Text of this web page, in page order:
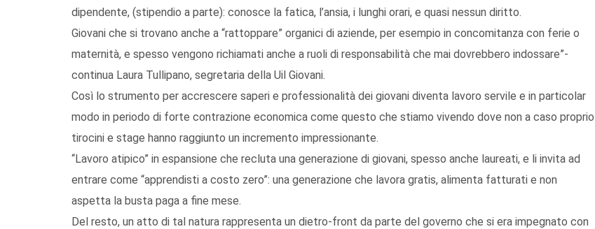
dipendente, (stipendio a parte): conosce la fatica, l’ansia, i lunghi orari, e quasi nessun diritto.
Giovani che si trovano anche a “rattoppare” organici di aziende, per esempio in concomitanza con ferie o
maternità, e spesso vengono richiamati anche a ruoli di responsabilità che mai dovrebbero indossare”-
continua Laura Tullipano, segretaria della Uil Giovani.
Così lo strumento per accrescere saperi e professionalità dei giovani diventa lavoro servile e in particolar
modo in periodo di forte contrazione economica come questo che stiamo vivendo dove non a caso proprio
tirocini e stage hanno raggiunto un incremento impressionante.
“Lavoro atipico” in espansione che recluta una generazione di giovani, spesso anche laureati, e li invita ad
entrare come “apprendisti a costo zero”: una generazione che lavora gratis, alimenta fatturati e non
aspetta la busta paga a fine mese.
Del resto, un atto di tal natura rappresenta un dietro-front da parte del governo che si era impegnato con